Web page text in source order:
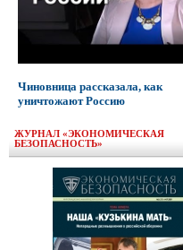
Чиновница рассказала, как
уничтожают Россию
ЖУРНАЛ «ЭКОНОМИЧЕСКАЯ
БЕЗОПАСНОСТЬ»